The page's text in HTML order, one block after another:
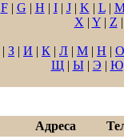
F| G | H | I| J| K | L|
X | Y| Z |
| З | И | К | Л | М | Н | О
Щ| Ы| Э | Ю
Адреса